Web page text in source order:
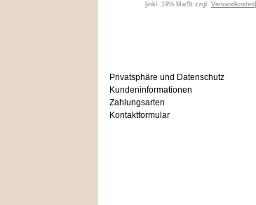
[inkl. 19% MwSt zzgl. Versandkosten]
Privatsphäre und Datenschutz
Kundeninformationen
Zahlungsarten
Kontaktformular